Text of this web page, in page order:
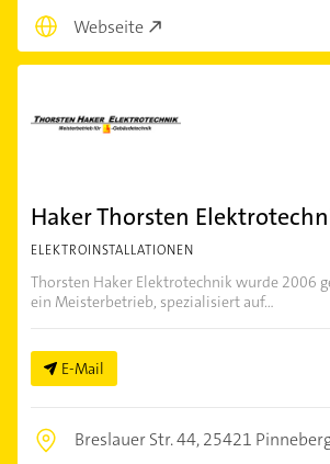
Webseite
Haker Thorsten
ELEKTROINSTALLATIONEN
Thorsten Haker Elektrotechnik wurde 2006
ein Meisterbetrieb, spezialisiert auf...
E-Mail
Breslauer Str. 44,25421